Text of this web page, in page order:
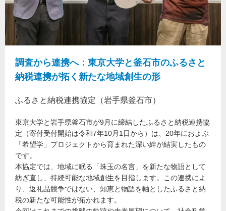
調査から連携へ：東京大学と釜石市のふるさと
納税連携が拓く新たな地域創生の形
ふるさと納税連携協定（岩手県釜石市）
東京大学と岩手県釜石市が9月に締結したふるさと納税連携協
定（寄付受付開始は令和7年10月1日から）は、20年におよぶ
「希望学」プロジェクトから育まれた深い絆が結実したもの
です。
本協定では、地域に眠る「珠玉の名言」を新たな物語として
紡ぎ直し、持続可能な地域創生を目指します。この連携によ
り、返礼品競争ではない、知恵と物語を軸としたふるさと納
税の新たな可能性が拓かれます。